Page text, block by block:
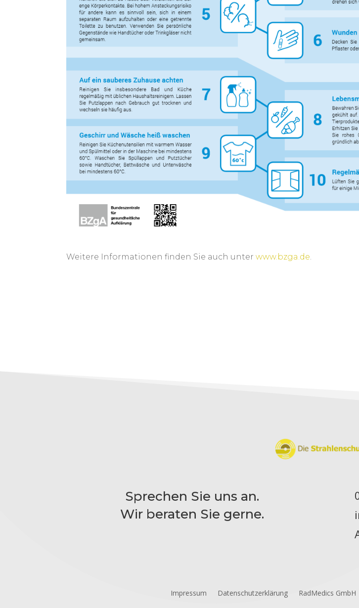
Weitere Informationen finden Sie auch unterwww.bzga.de
Sprechen Sie uns an.
Wir beraten Sie gerne.
Impressum Datenschutzerklärung RadMedics GmbH